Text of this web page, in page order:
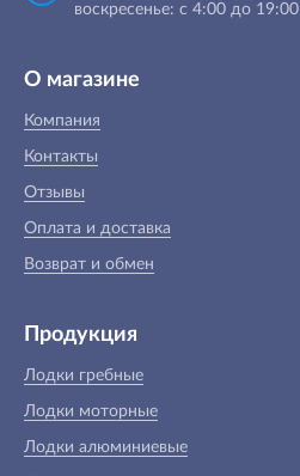
воскресенье: с 4:00 до 19:00
О магазине
Компания
Контакты
Отзывы
Оплата и доставка
Возврат и обмен
Продукция
Лодки гребные
Лодки моторные
Лодки алюминиевые